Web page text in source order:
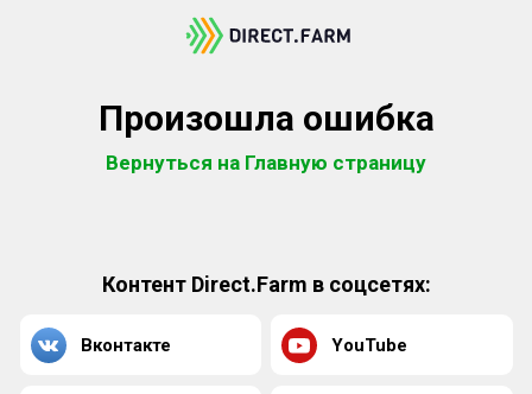
Произошла ошибка
Вернуться на Главную страницу
Контент Direct.Farm в соцсетях:
Вконтакте YouTube